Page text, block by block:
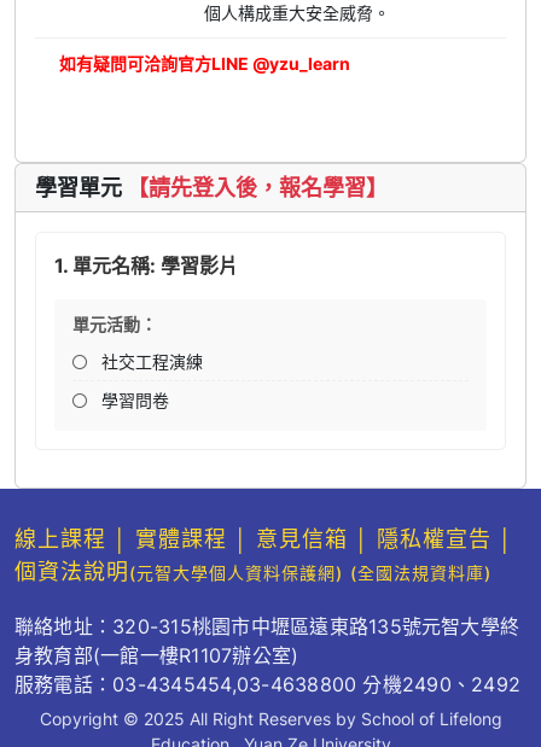
個人構成重大安全威脅。
如有疑問可洽詢官方LINE @yzu_learn
學習單元 【請先登入後，報名學習】
1. 單元名稱: 學習影片
單元活動：
社交工程演練
學習問卷
線上課程 實體課程 意見信箱 隱私權宣告
個資法說明 (元智大學個人資料保護網) (全國法規資料庫)
聯絡地址：320-315桃園市中壢區遠東路135號元智大學終
身教育部(一館一樓R1107辦公室)
服務電話：03-4345454,03-4638800 分機2490、2492
Copyright © 2025 All Right Reserves by School of Lifelong